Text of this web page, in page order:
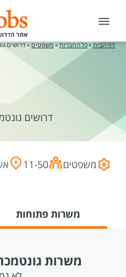
דף הבית »כל החברות » משפטים »דרושים
דרושים
משפטים 11-50
משרות פתוחות
משרות